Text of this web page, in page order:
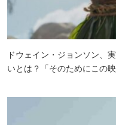
ドウェイン・ジョンソン、
いとは？「そのためにこの映